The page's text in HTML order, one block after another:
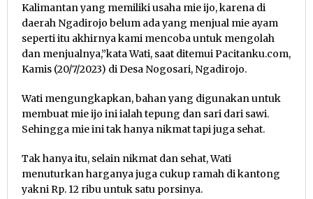
Kalimantan yang memiliki usaha mie ijo, karena di
daerah Ngadirojo belum ada yang menjual mie ayam
seperti itu akhirnya kami mencoba untuk mengolah
dan menjualnya,”kata Wati, saat ditemui Pacitanku.com,
Kamis (20/7/2023) di Desa Nogosari, Ngadirojo.
Wati mengungkapkan, bahan yang digunakan untuk
membuat mie ijo ini ialah tepung dan sari dari sawi.
Sehingga mie ini tak hanya nikmat tapi juga sehat.
Tak hanya itu, selain nikmat dan sehat, Wati
menuturkan harganya juga cukup ramah di kantong
yakni Rp. 12 ribu untuk satu porsinya.